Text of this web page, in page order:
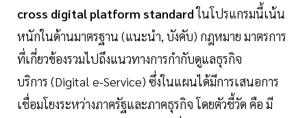
cross digital platform standardในโปรแกรมนี้เน้น
หนักในด้านมาตรฐาน (แนะนำ, บังคับ) กฎหมาย มาตรการ
ที่เกี่ยวข้องรวมไปถึงแนวทางการกำกับดูแลธุรกิจ
บริการ (Digital e-Service) ซึ่งในแผนได้มีการเสนอการ
เชื่อมโยงระหว่างภาครัฐและภาคธุรกิจ โดยตัวชี้วัด คือ มี